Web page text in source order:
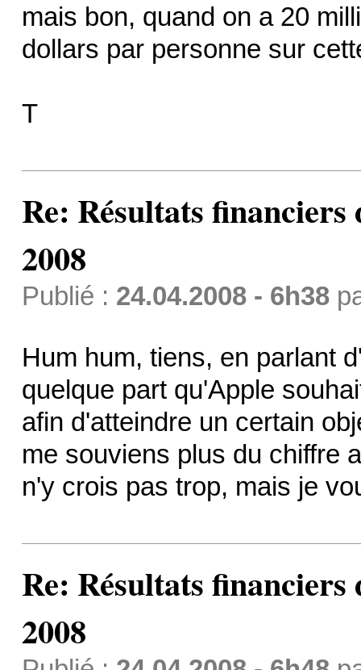
mais bon, quand on a 20
dollars par personne sur
T
Re: Résultats
2008
Publié : 24.04.2008 - 6h38
Hum hum, tiens, en parlant
quelque part qu'Apple
afin d'atteindre un certain
me souviens plus du chiffre
n'y crois pas trop, mais je
Re: Résultats
2008